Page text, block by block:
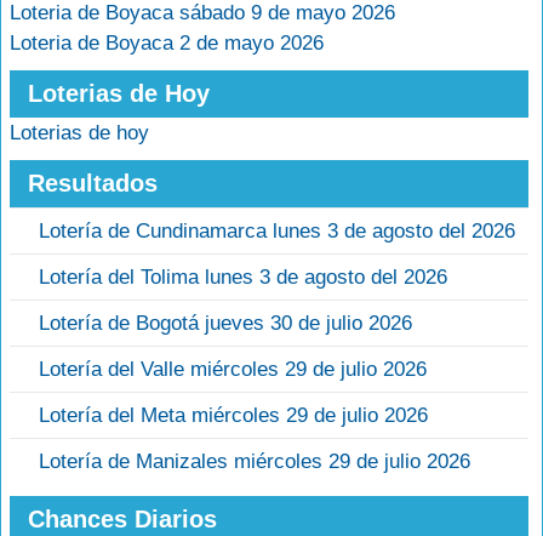
Loteria de Boyaca sábado 9 de mayo 2026
Loteria de Boyaca 2 de mayo 2026
Loterias de Hoy
Loterias de hoy
Resultados
Lotería de Cundinamarca lunes 3 de agosto del 2026
Lotería del Tolima lunes 3 de agosto del 2026
Lotería de Bogotá jueves 30 de julio 2026
Lotería del Valle miércoles 29 de julio 2026
Lotería del Meta miércoles 29 de julio 2026
Lotería de Manizales miércoles 29 de julio 2026
Chances Diarios